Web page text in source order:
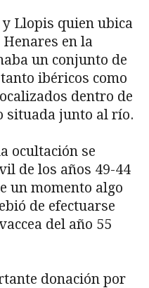
Llopis quien ubica
en la
un conjunto de
ibéricos como
dentro de
situada junto al río.
ocultación se
de los años 49-44
un momento algo
de efectuarse
del año 55
donación por